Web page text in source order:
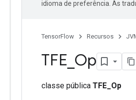
idioma de preferência. As
TensorFlow Recursos
TFE Op
classe pública TFE_Op